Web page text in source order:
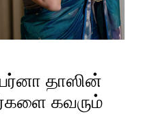
தாஸின்
கவரும்